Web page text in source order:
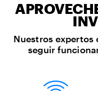
Nuestros expertos
seguir